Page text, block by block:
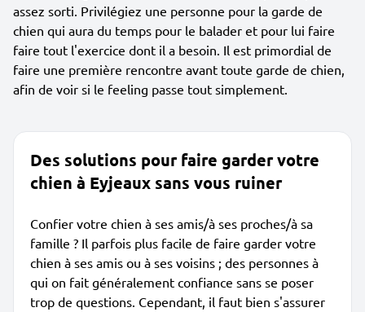
assez sorti. Privilégiez une personne pour la garde de
chien qui aura du temps pour le balader et pour lui faire
faire tout l'exercice dont il a besoin. Il est primordial de
faire une première rencontre avant toute garde de chien,
afin de voir si le feeling passe tout simplement.
Des solutions pour faire garder votre
chien à Eyjeaux sans vous ruiner
Confier votre chien à ses amis/à ses proches/à sa
famille ? Il parfois plus facile de faire garder votre
chien à ses amis ou à ses voisins ; des personnes à
qui on fait généralement confiance sans se poser
trop de questions. Cependant, il faut bien s'assurer